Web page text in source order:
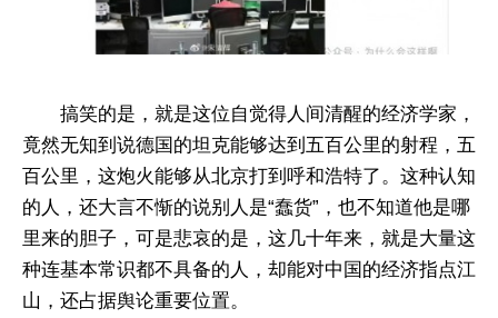
搞笑的是，就是这位自觉得人间清醒的经济学家，
竟然无知到说德国的坦克能够达到五百公里的射程，五
百公里，这炮火能够从北京打到呼和浩特了。这种认知
的人，还大言不惭的说别人是“蠢货”，也不知道他是哪
里来的胆子，可是悲哀的是，这几十年来，就是大量这
种连基本常识都不具备的人，却能对中国的经济指点江
山，还占据舆论重要位置。